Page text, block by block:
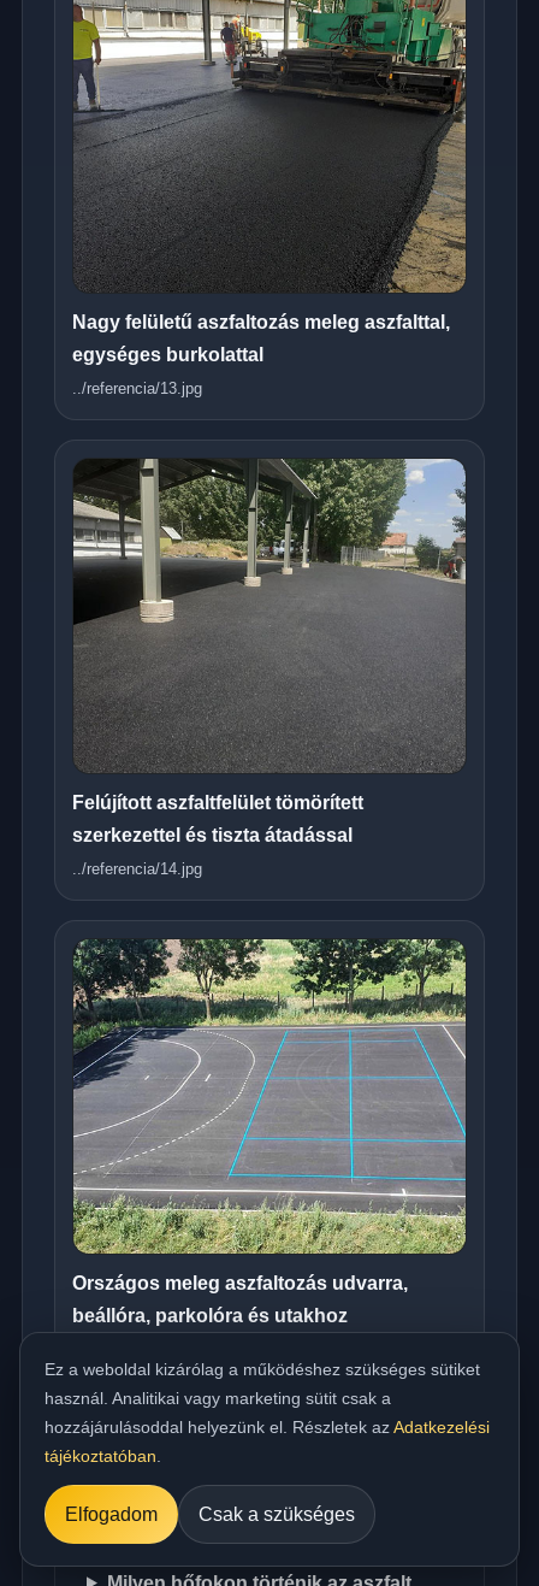
Nagy felületű aszfaltozás meleg aszfalttal,
egységes burkolattal
../referencia/13.jpg
Felújított aszfaltfelület tömörített
szerkezettel és tiszta átadással
../referencia/14.jpg
Országos meleg aszfaltozás udvarra,
beállóra, parkolóra és utakhoz
Műszaki FAQ
Ez a weboldal kizárólag a működéshez szükséges sütiket
használ. Analitikai vagy marketing sütit csak a
hozzájárulásoddal helyezünk el. Részletek azAdatkezelési
tájékoztatóban
Elfogadom Csak a szükséges